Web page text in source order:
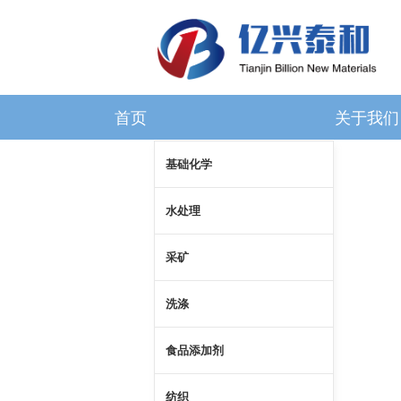
首页 关于我们
基础化学
水处理
采矿
洗涤
食品添加剂
纺织